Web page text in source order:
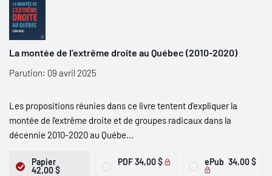
La montée de l’extrême droite au Québec (2010-2020)
Parution: 09 avril 2025
Les propositions réunies dans ce livre tentent d'expliquer la
montée de l'extrême droite et de groupes radicaux dans la
décennie 2010-2020 au Québe...
Papier
42,00 $
PDF34,00 $ ePub 34,00 $